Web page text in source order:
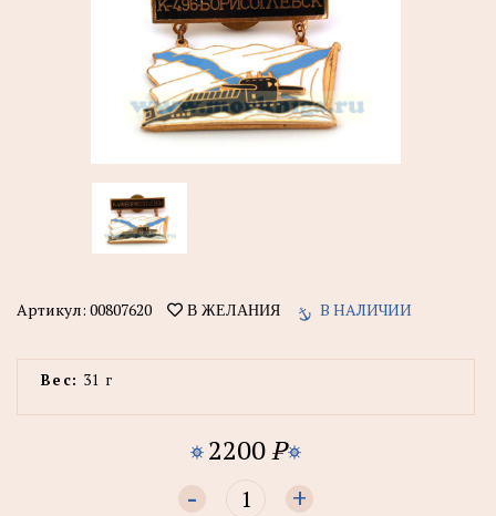
Артикул: 00807620 В ЖЕЛАНИЯ В НАЛИЧИИ
Вес: 31 г
2200P
- +